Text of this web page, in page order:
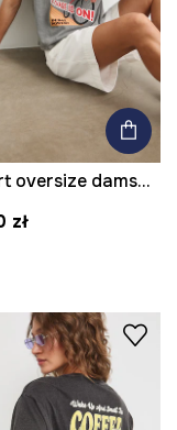
T-shirt oversize damski bawełniany Tom and Jerry
zł